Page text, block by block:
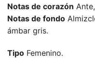
Notas de corazón
Notas de fondo
ámbar gris.
Tipo Femenino.